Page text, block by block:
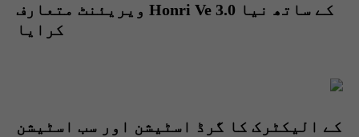
کے ساتھ نیا Honri Ve 3.0 ویریئنٹ متعارف
کرایا
کے الیکٹرک کا گرڈ اسٹیشن اور سب اسٹیشن